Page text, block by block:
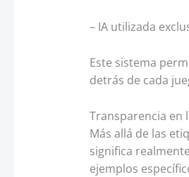
– IA utilizada
Este sistema
detrás de cada
Transparencia en
Más allá de las
significa
ejemplos